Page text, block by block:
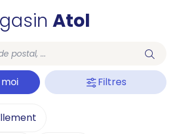
Atol
Filtres